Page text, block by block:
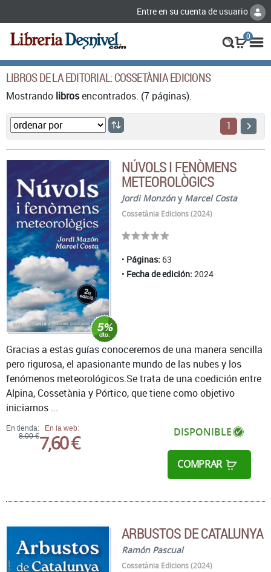
Entre en su cuenta de usuario
0
LIBROS DE LA EDITORIAL: COSSETÀNIA EDICIONS
Mostrando librosencontrados. (7 páginas).
1
NÚVOLS I FENÒMENS
METEOROLÒGICS
Jordi Monzóny Marcel Costa
Cossetània Edicions (2024)
Páginas: 63
Fecha de edición: 2024
En tienda:
8,00 €
En la web:
7,60 € DISPONIBLE
COMPRAR
Gracias a estas guías conoceremos de una manera sencilla
pero rigurosa, el apasionante mundo de las nubes y los
fenómenos meteorológicos.Se trata de una coedición entre
Alpina, Cossetània y Pórtico, que tiene como objetivo
iniciarnos ...
ARBUSTOS DE CATALUNYA
Ramón Pascual
Cossetània Edicions (2024)